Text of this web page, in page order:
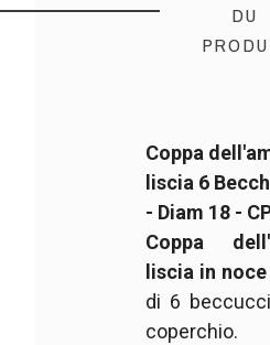
DU
Coppa
liscia 6
- Diam 18 -
Coppa
liscia in noce
di 6